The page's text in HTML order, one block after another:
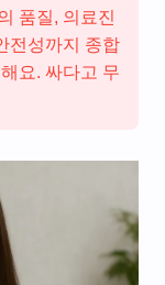
품질, 의료진
전성까지 종합
요. 싸다고 무